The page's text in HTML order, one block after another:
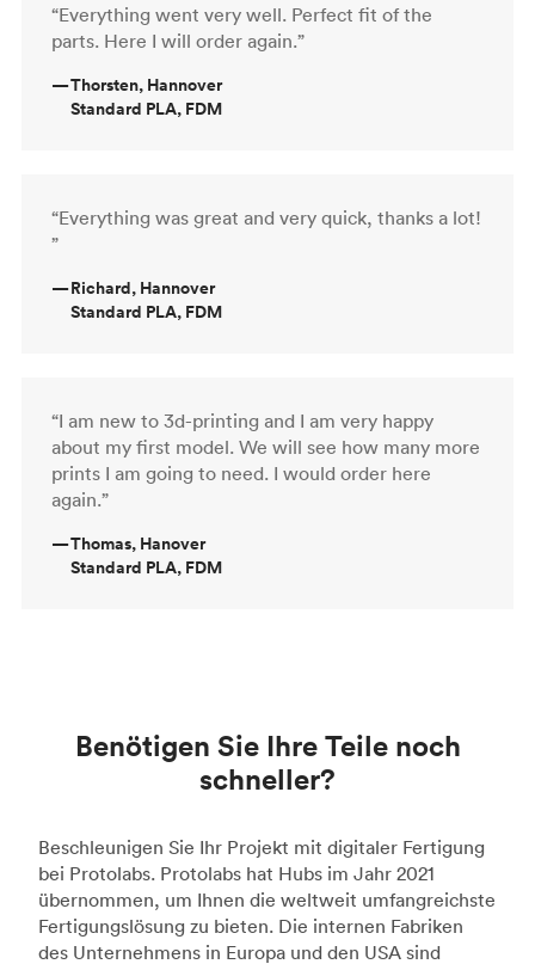
“Everything went very well. Perfect fit of the
parts. Here I will order again.”
—Thorsten, Hannover
Standard PLA, FDM
“Everything was great and very quick, thanks a lot!
”
—Richard, Hannover
Standard PLA, FDM
“I am new to 3d-printing and I am very happy
about my first model. We will see how many more
prints I am going to need. I would order here
again.”
—Thomas, Hanover
Standard PLA, FDM
Benötigen Sie Ihre Teile noch
schneller?
Beschleunigen Sie Ihr Projekt mit digitaler Fertigung
bei Protolabs. Protolabs hat Hubs im Jahr 2021
übernommen, um Ihnen die weltweit umfangreichste
Fertigungslösung zu bieten. Die internen Fabriken
des Unternehmens in Europa und den USA sind